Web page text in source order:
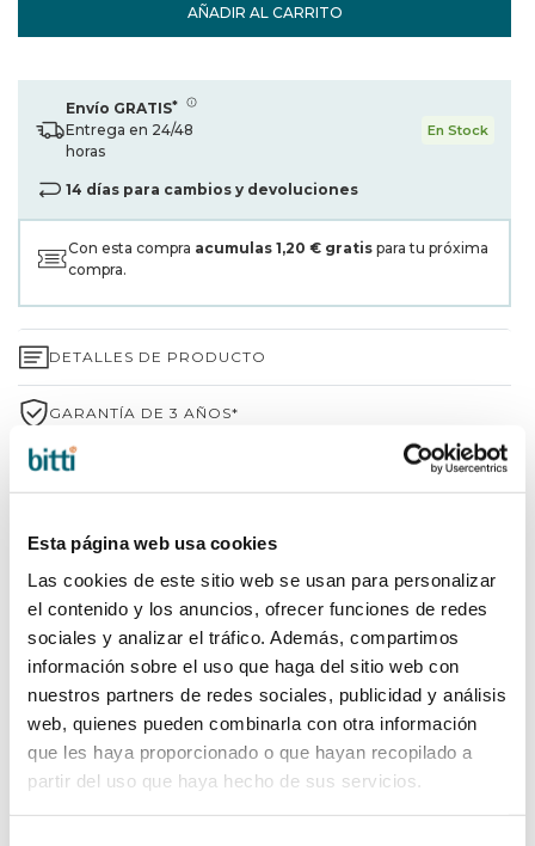
Esta página web usa cookies
Las cookies de este sitio web se usan para personalizar
el contenido y los anuncios, ofrecer funciones de redes
sociales y analizar el tráfico. Además, compartimos
información sobre el uso que haga del sitio web con
nuestros partners de redes sociales, publicidad y análisis
web, quienes pueden combinarla con otra información
que les haya proporcionado o que hayan recopilado a
partir del uso que haya hecho de sus servicios.
AÑADIR AL CARRITO
Envío GRATIS*
Entrega en 24/48
horas
En Stock
14 días para cambios y devoluciones
Con esta compra acumulas 1,20 € gratis para tu próxima
compra.
DETALLES DE PRODUCTO
GARANTÍA DE 3 AÑOS*
ENVÍOS Y DEVOLUCIONES
INFORMACIÓN DE LA MARCA
COMPARTIR